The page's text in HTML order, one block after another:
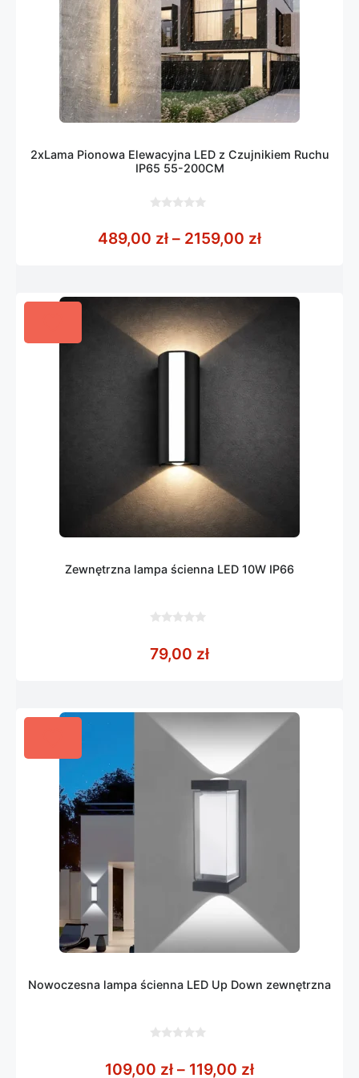
2xLama Pionowa Elewacyjna LED z Czujnikiem Ruchu
IP65 55-200CM
5
489,00 zł – 2159,00 złZakres cen:
Zewnętrzna lampa ścienna LED 10W IP66
5
79,00 zł
Nowoczesna lampa ścienna LED Up Down zewnętrzna
5
109,00 zł – 119,00 złZakres cen: